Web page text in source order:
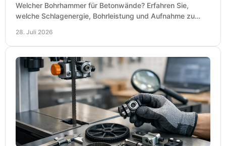
Welcher Bohrhammer für Betonwände? Erfahren Sie,
welche Schlagenergie, Bohrleistung und Aufnahme zu
28. Juli 2026